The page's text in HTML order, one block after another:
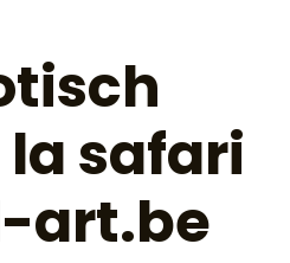
safari
art.be